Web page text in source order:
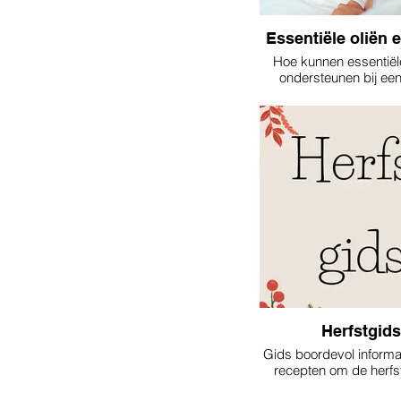
Essentiële oliën
Hoe kunnen
ondersteunen bij
Herfstgids
Gids boordevol
recepten om de